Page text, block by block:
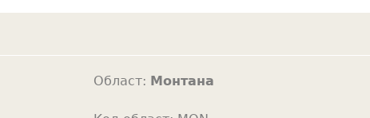
a
c
Област: Монтана